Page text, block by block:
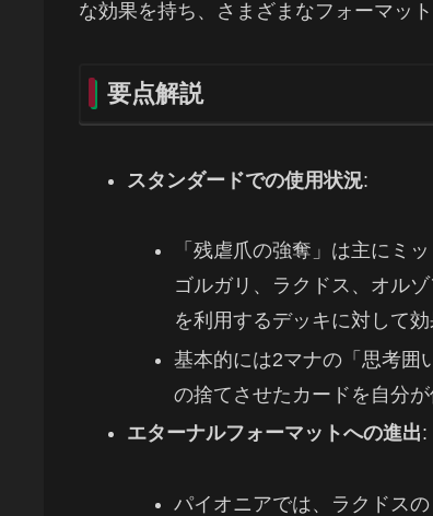
な効果を持ち、さまざまなフォーマッ
要点解説
スタンダードでの使用状況:
「残虐爪の強奪」は主にミ
ゴルガリ、ラクドス、オル
を利用するデッキに対して効
基本的には2マナの「思考囲
の捨てさせたカードを自分
エターナルフォーマットへの進出:
パイオニアでは、ラクドス